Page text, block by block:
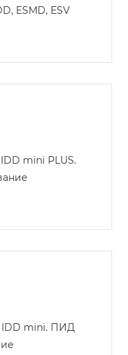
ESMD, ESV
mini PLUS.
IDD mini. ПИД